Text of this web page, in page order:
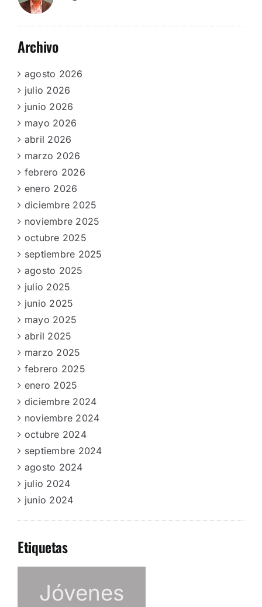
Archivo
agosto 2026
julio 2026
junio 2026
mayo 2026
abril 2026
marzo 2026
febrero 2026
enero 2026
diciembre 2025
noviembre 2025
octubre 2025
septiembre 2025
agosto 2025
julio 2025
junio 2025
mayo 2025
abril 2025
marzo 2025
febrero 2025
enero 2025
diciembre 2024
noviembre 2024
octubre 2024
septiembre 2024
agosto 2024
julio 2024
junio 2024
Etiquetas
Jóvenes